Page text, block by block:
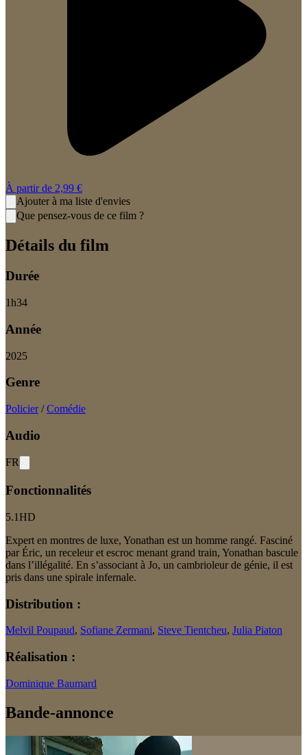
À partir de 2,99 €
Ajouter à ma liste d'envies
Que pensez-vous de ce film ?
Détails du film
Durée
1h34
Année
2025
Genre
Policier/Comédie
Audio
FR
Fonctionnalités
5.1HD
Expert en montres de luxe, Yonathan est un homme rangé. Fasciné
par Éric, un receleur et escroc menant grand train, Yonathan bascule
dans l’illégalité. En s’associant à Jo, un cambrioleur de génie, il est
pris dans une spirale infernale.
Distribution :
Melvil Poupaud, Sofiane Zermani, Steve Tientcheu, Julia Piaton
Réalisation :
Dominique Baumard
Bande-annonce